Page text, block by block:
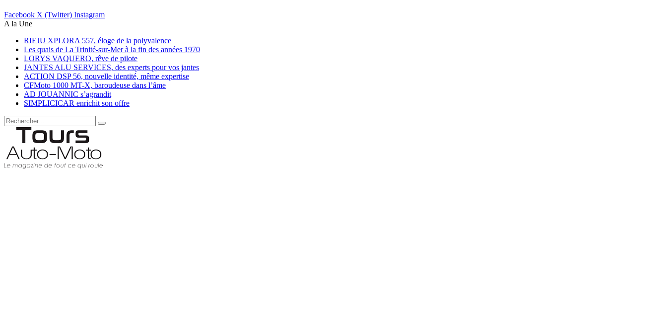
Facebook X (Twitter) Instagram
A la Une
RIEJU XPLORA 557, éloge de la polyvalence
Les quais de La Trinité-sur-Mer à la fin des années 1970
LORYS VAQUERO, rêve de pilote
JANTES ALU SERVICES, des experts pour vos jantes
ACTION DSP 56, nouvelle identité, même expertise
CFMoto 1000 MT-X, baroudeuse dans l’âme
AD JOUANNIC s’agrandit
SIMPLICICAR enrichit son offre